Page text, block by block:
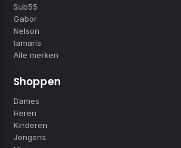
Sub55
Gabor
Nelson
tamaris
Alle merken
Shoppen
Dames
Heren
Kinderen
Jongens